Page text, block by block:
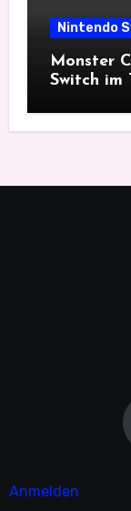
Nintendo
Monster
Switch im
Anmelden